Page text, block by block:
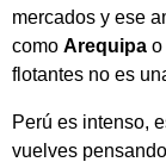
mercados y ese
como Arequipa o
flotantes no es
Perú es intenso,
vuelves